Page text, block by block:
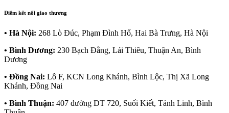
Điểm kết nối giao thương
• Hà Nội: 268 Lò Đúc, Phạm Đình Hổ, Hai Bà Trưng, Hà Nội
• Bình Dương: 230 Bạch Đằng, Lái Thiêu, Thuận An, Bình
Dương
• Đồng Nai: Lô F, KCN Long Khánh, Bình Lộc, Thị Xã Long
Khánh, Đồng Nai
• Bình Thuận: 407 đường DT 720, Suối Kiết, Tánh Linh, Bình